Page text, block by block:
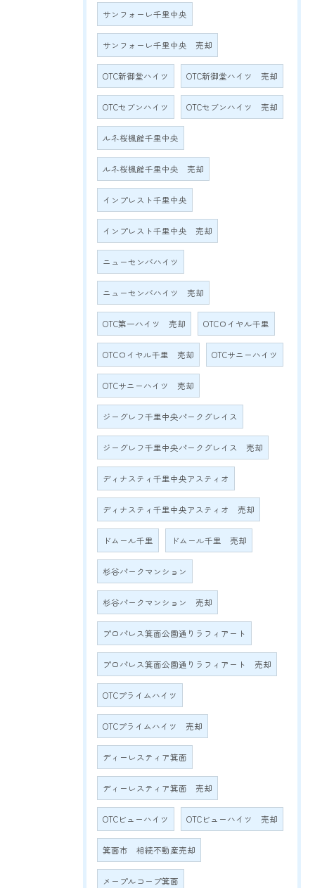
サンフォーレ千里中央
サンフォーレ千里中央 売却
OTC新御堂ハイツ OTC新御堂ハイツ 売却
OTCセブンハイツ OTCセブンハイツ 売却
ルネ桜楓館千里中央
ルネ桜楓館千里中央 売却
インプレスト千里中央
インプレスト千里中央 売却
ニューセンバハイツ
ニューセンバハイツ 売却
OTC第一ハイツ 売却 OTCロイヤル千里
OTCロイヤル千里 売却 OTCサニーハイツ
OTCサニーハイツ 売却
ジーグレフ千里中央パークグレイス
ジーグレフ千里中央パークグレイス 売却
ディナスティ千里中央アスティオ
ディナスティ千里中央アスティオ 売却
ドムール千里 ドムール千里 売却
杉谷パークマンション
杉谷パークマンション 売却
プロパレス箕面公園通りラフィアート
プロパレス箕面公園通りラフィアート 売却
OTCプライムハイツ
OTCプライムハイツ 売却
ディーレスティア箕面
ディーレスティア箕面 売却
OTCビューハイツ OTCビューハイツ 売却
箕面市 相続不動産売却
メープルコープ箕面